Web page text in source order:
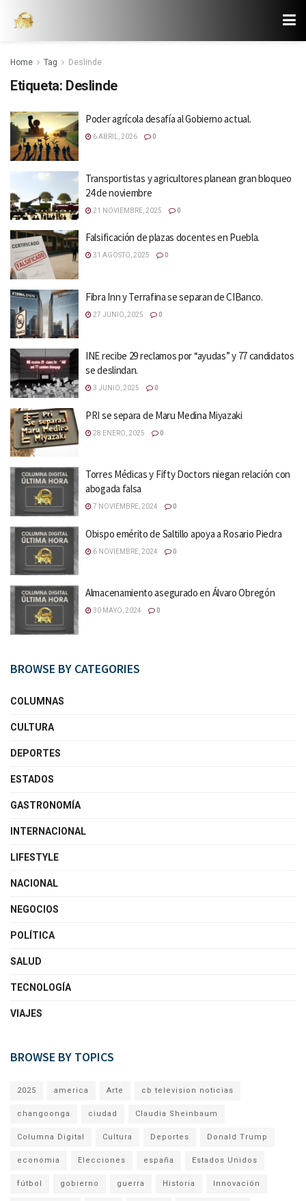
Home Tag Deslinde
Etiqueta: Deslinde
Poder agrícola desafía al Gobierno actual.
6 ABRIL, 2026 0
Transportistas y agricultores planean gran bloqueo
24 de noviembre
21 NOVIEMBRE, 2025 0
Falsificación de plazas docentes en Puebla.
31 AGOSTO, 2025 0
Fibra Inn y Terrafina se separan de CIBanco.
27 JUNIO, 2025 0
INE recibe 29 reclamos por “ayudas” y 77 candidatos
se deslindan.
3 JUNIO, 2025 0
PRI se separa de Maru Medina Miyazaki
28 ENERO, 2025 0
Torres Médicas y Fifty Doctors niegan relación con
abogada falsa
7 NOVIEMBRE, 2024 0
Obispo emérito de Saltillo apoya a Rosario Piedra
6 NOVIEMBRE, 2024 0
Almacenamiento asegurado en Álvaro Obregón
30 MAYO, 2024 0
BROWSE BY CATEGORIES
COLUMNAS
CULTURA
DEPORTES
ESTADOS
GASTRONOMÍA
INTERNACIONAL
LIFESTYLE
NACIONAL
NEGOCIOS
POLÍTICA
SALUD
TECNOLOGÍA
VIAJES
BROWSE BY TOPICS
2025 america Arte cb television noticias
changoonga ciudad Claudia Sheinbaum
Columna Digital Cultura Deportes Donald Trump
economia Elecciones españa Estados Unidos
fútbol gobierno guerra Historia Innovación